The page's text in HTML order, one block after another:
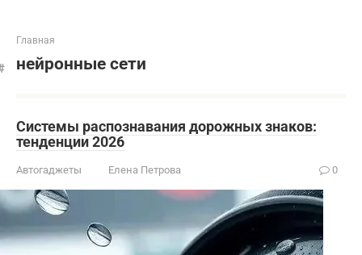
Главная
нейронные сети
Системы распознавания дорожных знаков:
тенденции 2026
Автогаджеты Елена Петрова 0